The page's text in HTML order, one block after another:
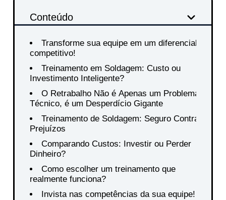
Conteúdo
Transforme sua equipe em um diferencial
competitivo!
Treinamento em Soldagem: Custo ou
Investimento Inteligente?
O Retrabalho Não é Apenas um Problema
Técnico, é um Desperdício Gigante
Treinamento de Soldagem: Seguro Contra
Prejuízos
Comparando Custos: Investir ou Perder
Dinheiro?
Como escolher um treinamento que
realmente funciona?
Invista nas competências da sua equipe!